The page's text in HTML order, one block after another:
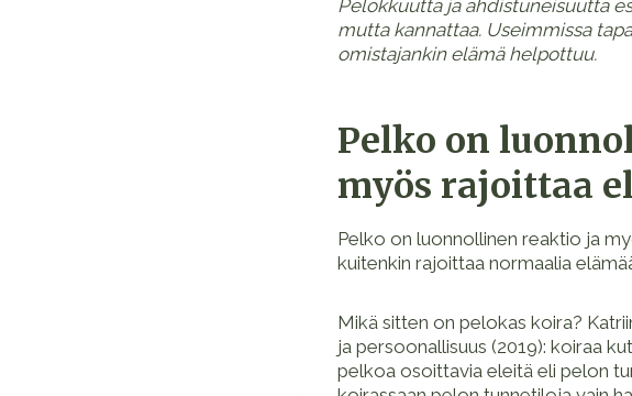
Pelokkuutta ja ahdistuneisuutta
mutta kannattaa. Useimmissa
omistajankin elämä helpottuu.
Pelko on
myös rajoittaa
Pelko on luonnollinen reaktio ja
kuitenkin rajoittaa normaalia
Mikä sitten on pelokas koira?
ja persoonallisuus (2019): koiraa
pelkoa osoittavia eleitä eli pelon